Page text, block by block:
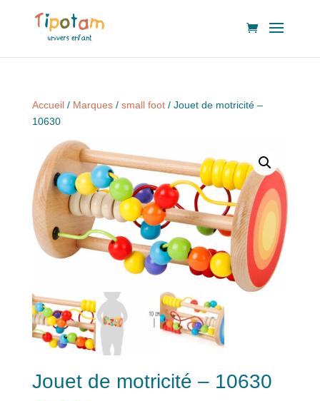
Accueil/ Marques/ small foot/ Jouet de motricité –
10630
Jouet de motricité – 10630